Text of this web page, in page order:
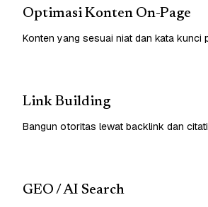
Optimasi Konten On-Page
Konten yang sesuai niat dan kata kunci
Link Building
Bangun otoritas lewat backlink dan
GEO / AI Search